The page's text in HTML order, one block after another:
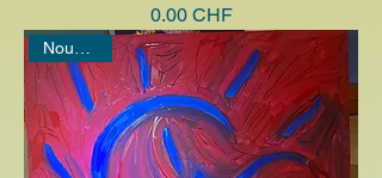
Prix
0.00 CHF